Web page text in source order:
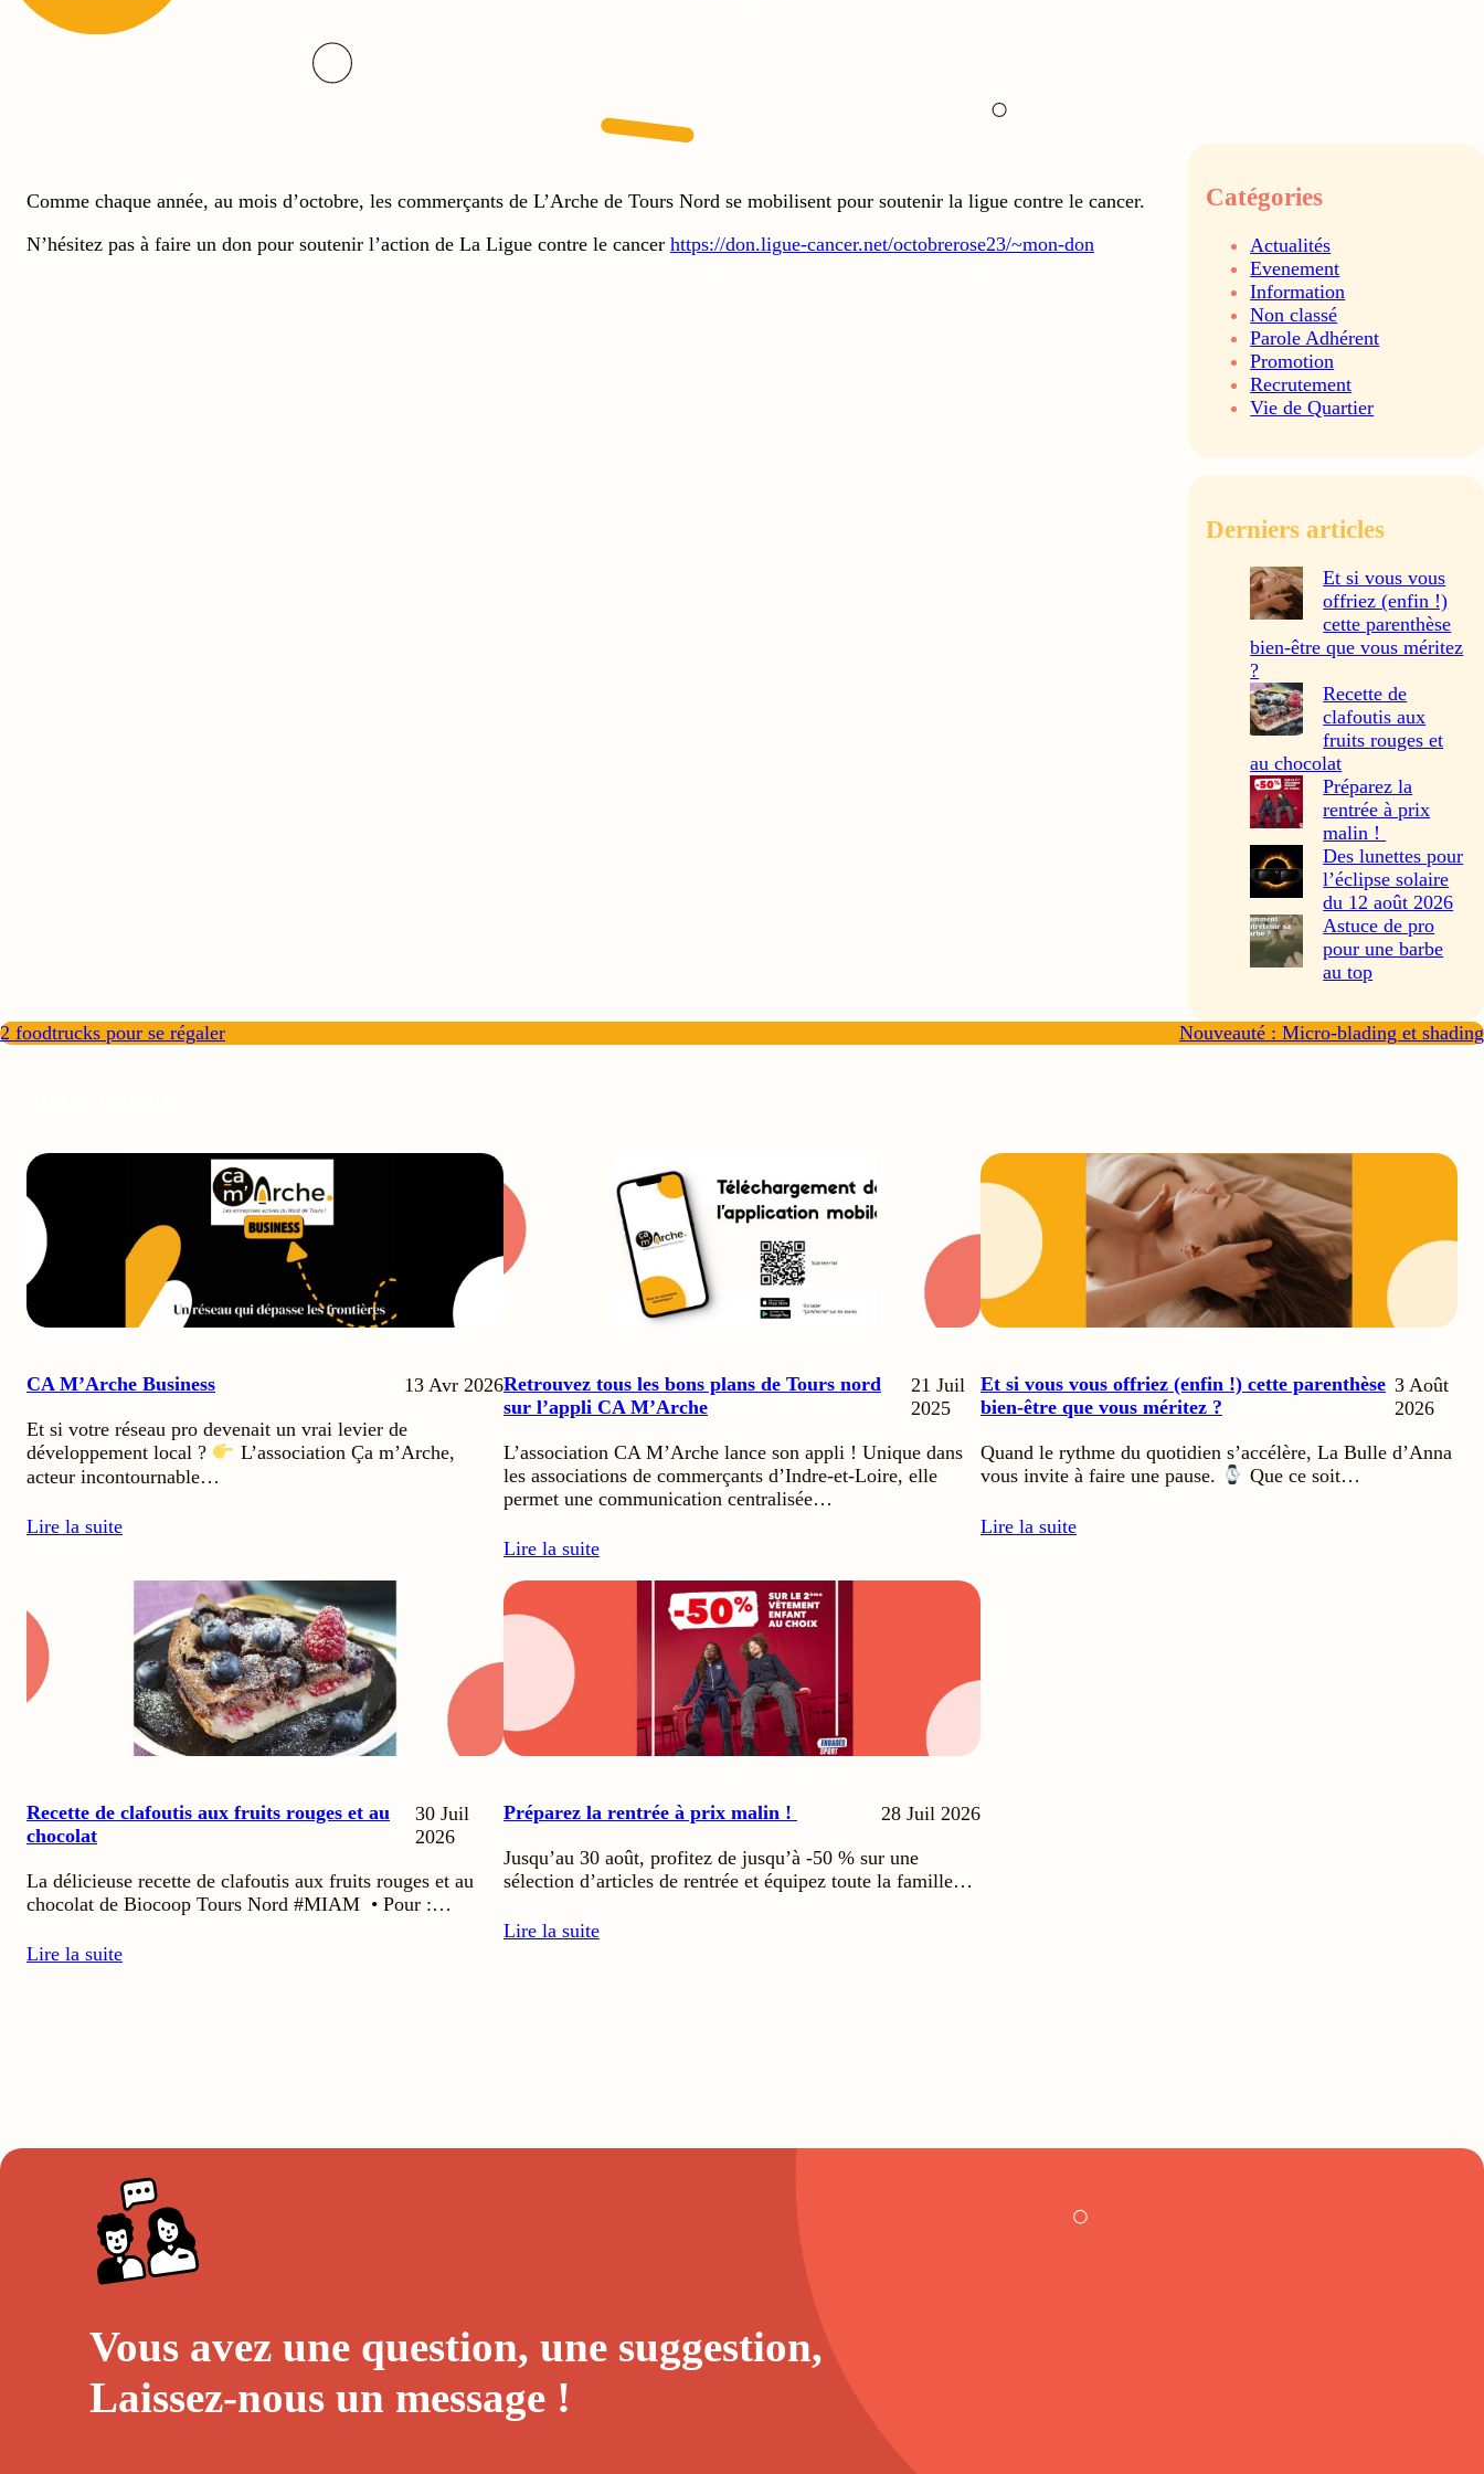
Comme chaque année, au mois d’octobre, les commerçants de L’Arche de Tours Nord se mobilisent pour soutenir la ligue contre le cancer.
N’hésitez pas à faire un don pour soutenir l’action de La Ligue contre le cancer https://don.ligue-cancer.net/octobrerose23/~mon-don
Catégories
Actualités
Evenement
Information
Non classé
Parole Adhérent
Promotion
Recrutement
Vie de Quartier
Derniers articles
Et si vous vous
offriez (enfin !)
cette parenthèse
bien-être que vous méritez
?
Recette de
clafoutis aux
fruits rouges et
au chocolat
Préparez la
rentrée à prix
malin !
Des lunettes pour
l’éclipse solaire
du 12 août 2026
Astuce de pro
pour une barbe
au top
2 foodtrucks pour se régaler Nouveauté : Micro-blading et shading
CA M’Arche Business
13 Avr 2026
Et si votre réseau pro devenait un vrai levier de
développement local ?
L’association Ça m’Arche,
acteur incontournable…
Lire la suite
Retrouvez tous les bons plans de Tours nord
sur l’appli CA M’Arche
21 Juil
2025
L’association CA M’Arche lance son appli ! Unique dans
les associations de commerçants d’Indre-et-Loire, elle
permet une communication centralisée…
Lire la suite
Et si vous vous offriez (enfin !) cette parenthèse
bien-être que vous méritez ?
3 Août
2026
Quand le rythme du quotidien s’accélère, La Bulle d’Anna
vous invite à faire une pause.
Que ce soit…
Lire la suite
Recette de clafoutis aux fruits rouges et au
chocolat
30 Juil
2026
La délicieuse recette de clafoutis aux fruits rouges et au
chocolat de Biocoop Tours Nord #MIAM • Pour :…
Lire la suite
Préparez la rentrée à prix malin !
28 Juil 2026
Jusqu’au 30 août, profitez de jusqu’à -50 % sur une
sélection d’articles de rentrée et équipez toute la famille…
Lire la suite
Vous avez une question, une suggestion,
Laissez-nous un message!